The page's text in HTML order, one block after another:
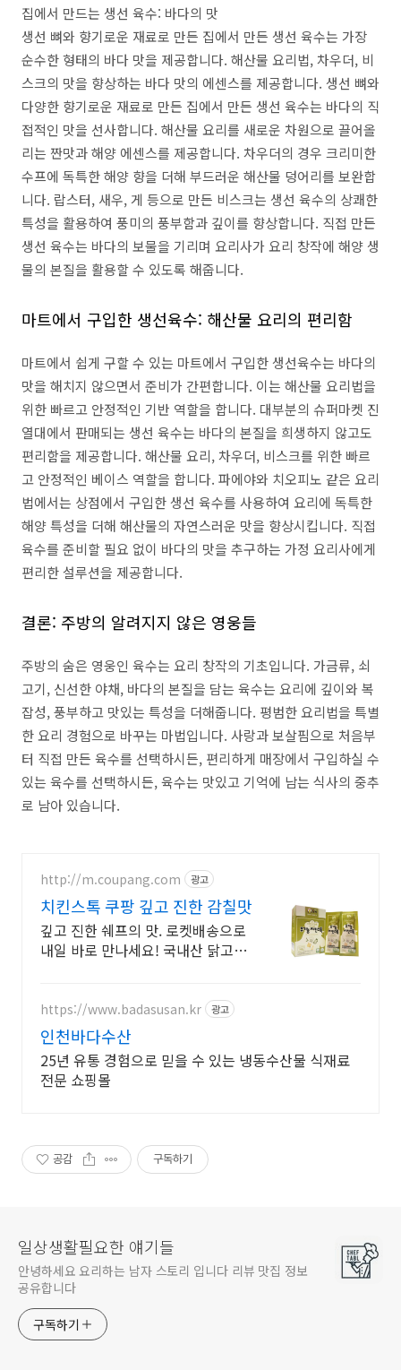
집에서 만드는 생선 육수: 바다의 맛
생선 뼈와 향기로운 재료로 만든 집에서 만든 생선 육수는 가장
순수한 형태의 바다 맛을 제공합니다. 해산물 요리법, 차우더, 비
스크의 맛을 향상하는 바다 맛의 에센스를 제공합니다. 생선 뼈와
다양한 향기로운 재료로 만든 집에서 만든 생선 육수는 바다의 직
접적인 맛을 선사합니다. 해산물 요리를 새로운 차원으로 끌어올
리는 짠맛과 해양 에센스를 제공합니다. 차우더의 경우 크리미한
수프에 독특한 해양 향을 더해 부드러운 해산물 덩어리를 보완합
니다. 랍스터, 새우, 게 등으로 만든 비스크는 생선 육수의 상쾌한
특성을 활용하여 풍미의 풍부함과 깊이를 향상합니다. 직접 만든
생선 육수는 바다의 보물을 기리며 요리사가 요리 창작에 해양 생
물의 본질을 활용할 수 있도록 해줍니다.
마트에서 구입한 생선육수: 해산물 요리의 편리함
마트에서 쉽게 구할 수 있는 마트에서 구입한 생선육수는 바다의
맛을 해치지 않으면서 준비가 간편합니다. 이는 해산물 요리법을
위한 빠르고 안정적인 기반 역할을 합니다. 대부분의 슈퍼마켓 진
열대에서 판매되는 생선 육수는 바다의 본질을 희생하지 않고도
편리함을 제공합니다. 해산물 요리, 차우더, 비스크를 위한 빠르
고 안정적인 베이스 역할을 합니다. 파에야와 치오피노 같은 요리
법에서는 상점에서 구입한 생선 육수를 사용하여 요리에 독특한
해양 특성을 더해 해산물의 자연스러운 맛을 향상시킵니다. 직접
육수를 준비할 필요 없이 바다의 맛을 추구하는 가정 요리사에게
편리한 설루션을 제공합니다.
결론: 주방의 알려지지 않은 영웅들
주방의 숨은 영웅인 육수는 요리 창작의 기초입니다. 가금류, 쇠
고기, 신선한 야채, 바다의 본질을 담는 육수는 요리에 깊이와 복
잡성, 풍부하고 맛있는 특성을 더해줍니다. 평범한 요리법을 특별
한 요리 경험으로 바꾸는 마법입니다. 사랑과 보살핌으로 처음부
터 직접 만든 육수를 선택하시든, 편리하게 매장에서 구입하실 수
있는 육수를 선택하시든, 육수는 맛있고 기억에 남는 식사의 중추
로 남아 있습니다.
http://m.coupang.com 광고
치킨스톡 쿠팡 깊고 진한 감칠맛
깊고 진한 쉐프의 맛. 로켓배송으로
내일 바로 만나세요! 국내산 닭고기
https://www.badasusan.kr 광고
인천바다수산
25년 유통 경험으로 믿을 수 있는 냉동수산물 식재료
전문 쇼핑몰
공감 구독하기
일상생활필요한 얘기들
안녕하세요 요리하는 남자 스토리 입니다 리뷰 맛집 정보
공유합니다
구독하기